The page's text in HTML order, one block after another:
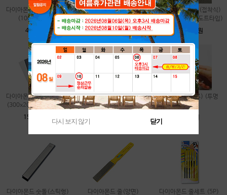
다이아몬드 사포 (접착식)
(100x200mm)
49,000원
다이아몬드 사포 (비접착)
(300x200mm)(도트타입)
142,000원
다이아몬드 사포 (접착식)
(300x200mm)(도트타입)
143,000원
다이아몬드 사포 (비접착)
(300x200mm)(올타입)
152,000원
다이아몬드 디스크
(몹디스크)(2종류)
샌딩스틱 (2종류) (투명
아크릴)
2,200원
다이아몬드 숫돌(스틱형)
다이아몬드 줄(양면)
다이아몬드 줄세트 (5P)
다시 보지 않기 닫기